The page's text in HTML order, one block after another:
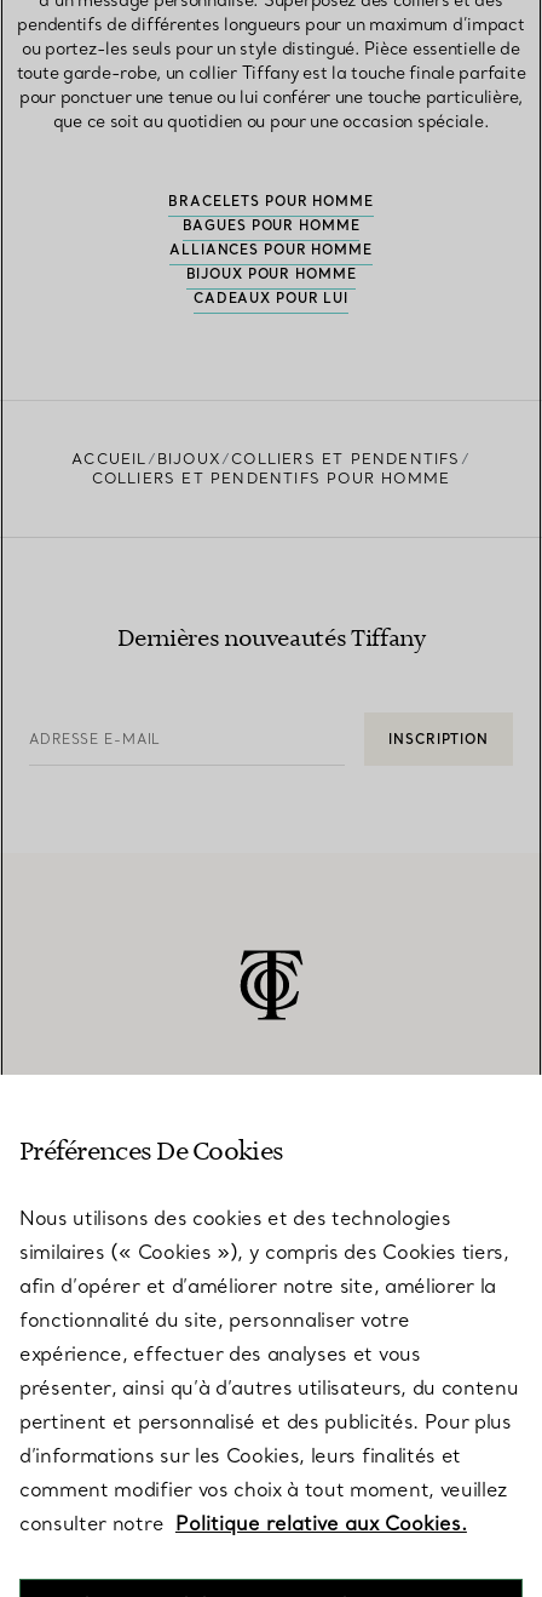
pendentifs de différentes longueurs pour un maximum d’impact
ou portez-les seuls pour un style distingué. Pièce essentielle de
toute garde-robe, un collier Tiffany est la touche finale parfaite
pour ponctuer une tenue ou lui conférer une touche particulière,
que ce soit au quotidien ou pour une occasion spéciale.
BRACELETS POUR HOMME
BAGUES POUR HOMME
ALLIANCES POUR HOMME
BIJOUX POUR HOMME
CADEAUX POUR LUI
ACCUEIL BIJOUX
COLLIERS ET PENDENTIFS
COLLIERS ET PENDENTIFS POUR HOMME
Dernières nouveautés Tiffany
ADRESSE E-MAIL INSCRIPTION
SERVICES
À PROPOS
QUESTIONS LÉGALES
SUIVEZ-NOUS
Préférences De Cookies
Nous utilisons des cookies et des technologies
similaires (« Cookies »), y compris des Cookies tiers,
afin d’opérer et d’améliorer notre site, améliorer la
fonctionnalité du site, personnaliser votre
expérience, effectuer des analyses et vous
présenter, ainsi qu’à d’autres utilisateurs, du contenu
pertinent et personnalisé et des publicités. Pour plus
d’informations sur les Cookies, leurs finalités et
comment modifier vos choix à tout moment, veuillez
consulter notre Politique relative aux Cookies.